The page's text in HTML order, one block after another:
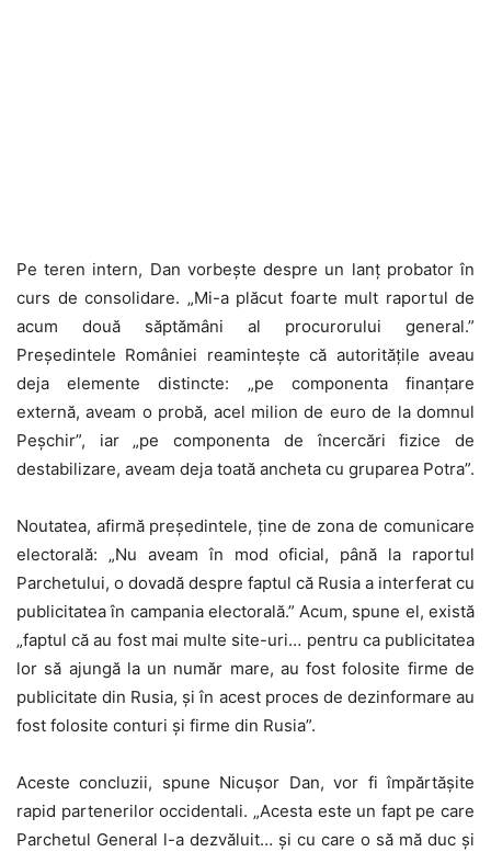
Pe teren intern, Dan vorbește despre un lanț probator în
curs de consolidare. „Mi-a plăcut foarte mult raportul de
acum două săptămâni al procurorului general.”
Președintele României reamintește că autoritățile aveau
deja elemente distincte: „pe componenta finanțare
externă, aveam o probă, acel milion de euro de la domnul
Peșchir”, iar „pe componenta de încercări fizice de
destabilizare, aveam deja toată ancheta cu gruparea Potra”.
Noutatea, afirmă președintele, ține de zona de comunicare
electorală: „Nu aveam în mod oficial, până la raportul
Parchetului, o dovadă despre faptul că Rusia a interferat cu
publicitatea în campania electorală.” Acum, spune el, există
„faptul că au fost mai multe site-uri… pentru ca publicitatea
lor să ajungă la un număr mare, au fost folosite firme de
publicitate din Rusia, și în acest proces de dezinformare au
fost folosite conturi și firme din Rusia”.
Aceste concluzii, spune Nicușor Dan, vor fi împărtășite
rapid partenerilor occidentali. „Acesta este un fapt pe care
Parchetul General l-a dezvăluit… și cu care o să mă duc și